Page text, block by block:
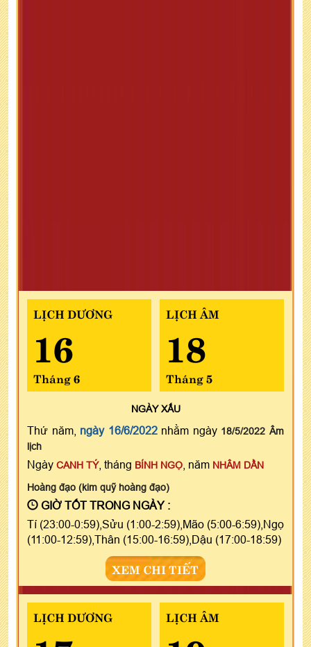
LỊCH DƯƠNG
16
Tháng 6
LỊCH ÂM
18
Tháng 5
NGÀYXẤU
Thứ năm, ngày 16/6/2022nhằm ngày 18/5/2022 Âm
lịch
Ngày CANH TÝ, tháng BÍNH NGỌ , năm NHÂM DẦN
Hoàng đạo (kim quỹ hoàng đạo)
GIỜ TỐT TRONG NGÀY :
Tí (23:00-0:59),Sửu (1:00-2:59),Mão (5:00-6:59),Ngọ
(11:00-12:59),Thân (15:00-16:59),Dậu (17:00-18:59)
XEM CHI TIẾT
LỊCH DƯƠNG LỊCH ÂM